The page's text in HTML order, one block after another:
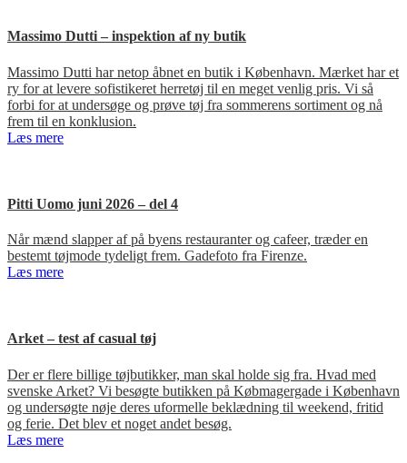
Massimo Dutti – inspektion af ny butik
Massimo Dutti har netop åbnet en butik i København. Mærket har et
ry for at levere sofistikeret herretøj til en meget venlig pris. Vi så
forbi for at undersøge og prøve tøj fra sommerens sortiment og nå
frem til en konklusion.
Læs mere
Pitti Uomo juni 2026 – del 4
Når mænd slapper af på byens restauranter og cafeer, træder en
bestemt tøjmode tydeligt frem. Gadefoto fra Firenze.
Læs mere
Arket – test af casual tøj
Der er flere billige tøjbutikker, man skal holde sig fra. Hvad med
svenske Arket? Vi besøgte butikken på Købmagergade i København
og undersøgte nøje deres uformelle beklædning til weekend, fritid
og ferie. Det blev et noget andet besøg.
Læs mere